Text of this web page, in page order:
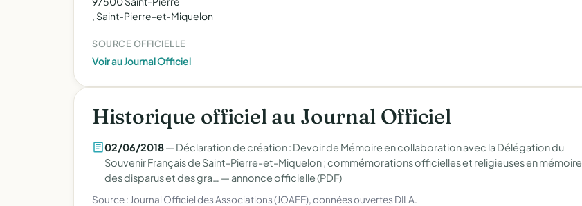
, Saint-Pierre-et-Miquelon
SOURCE OFFICIELLE
Voir au Journal Officiel
Historique officiel au Journal Officiel
02/06/2018— Déclaration de création : Devoir de Mémoire en collaboration avec la Délégation du
Souvenir Français de Saint-Pierre-et-Miquelon ; commémorations officielles et religieuses en mémoire
des disparus et des gra… — annonce officielle (PDF)
Source : Journal Officiel des Associations (JOAFE), données ouvertes DILA.